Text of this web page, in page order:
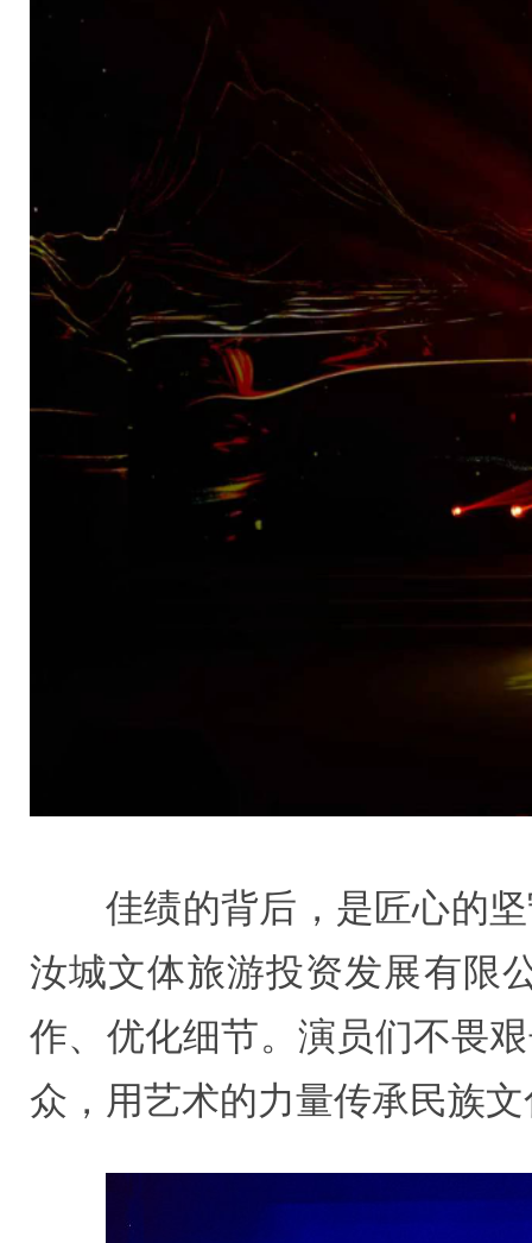
佳绩的背后，是匠心的
汝城文体旅游投资发展有限
作、优化细节。演员们不畏
众，用艺术的力量传承民族